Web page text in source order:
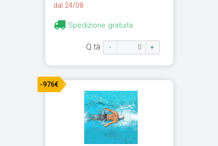
dal 24/08
Spedizione gratuita
Q.tà - +
-976€